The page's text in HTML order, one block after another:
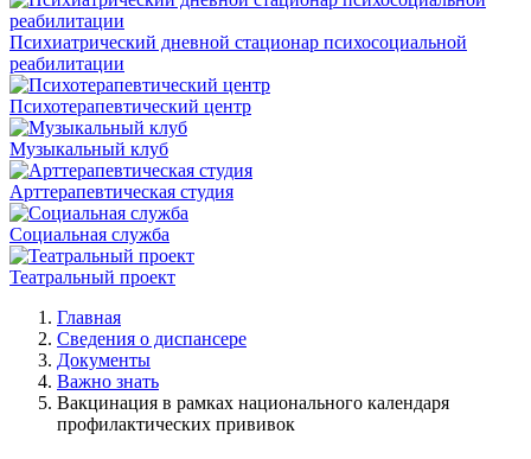
Психиатрический дневной стационар психосоциальной
реабилитации
Психотерапевтический центр
Музыкальный клуб
Арттерапевтическая студия
Социальная служба
Театральный проект
Главная
Сведения о диспансере
Документы
Важно знать
Вакцинация в рамках национального календаря
профилактических прививок